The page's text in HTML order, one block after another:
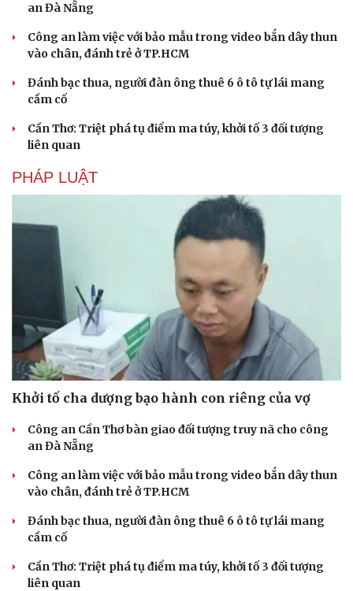
Du lịch
Tư vấn
check-in
Podcast
Câu chuyện thời sự
Cửa sổ tình yêu
Hạt giống tâm hồn
an Đà Nẵng
Công an làm việc với bảo mẫu trong video bắn dây thun
vào chân, đánh trẻ ở TP.HCM
Đánh bạc thua, người đàn ông thuê 6 ô tô tự lái mang
cầm cố
Cần Thơ: Triệt phá tụ điểm ma túy, khởi tố 3 đối tượng
liên quan
PHÁP LUẬT
Khởi tố cha dượng bạo hành con riêng của vợ
Công an Cần Thơ bàn giao đối tượng truy nã cho công
an Đà Nẵng
Công an làm việc với bảo mẫu trong video bắn dây thun
vào chân, đánh trẻ ở TP.HCM
Đánh bạc thua, người đàn ông thuê 6 ô tô tự lái mang
cầm cố
Cần Thơ: Triệt phá tụ điểm ma túy, khởi tố 3 đối tượng
liên quan